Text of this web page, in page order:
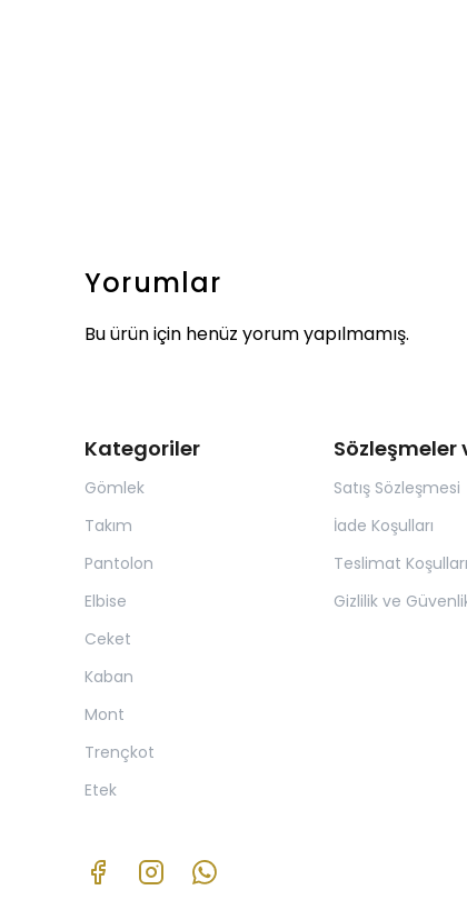
Yorumlar
Bu ürün için henüz yorum yapılmamış.
Kategoriler
Gömlek
Takım
Pantolon
Elbise
Ceket
Kaban
Mont
Trençkot
Etek
Sözleşmeler
Satış Sözleşmesi
İade Koşulları
Teslimat Koşulları
Gizlilik ve